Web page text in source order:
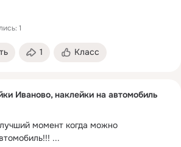
1
1 Класс
Иваново, наклейки на автомобиль
момент когда можно
...